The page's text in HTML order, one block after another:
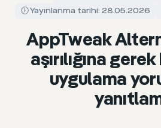
🕖 Yayınlanma tarihi: 28.05.2026
AppTweak
aşırılığına
uygulama